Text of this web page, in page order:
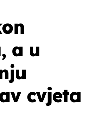
a u
cvjeta